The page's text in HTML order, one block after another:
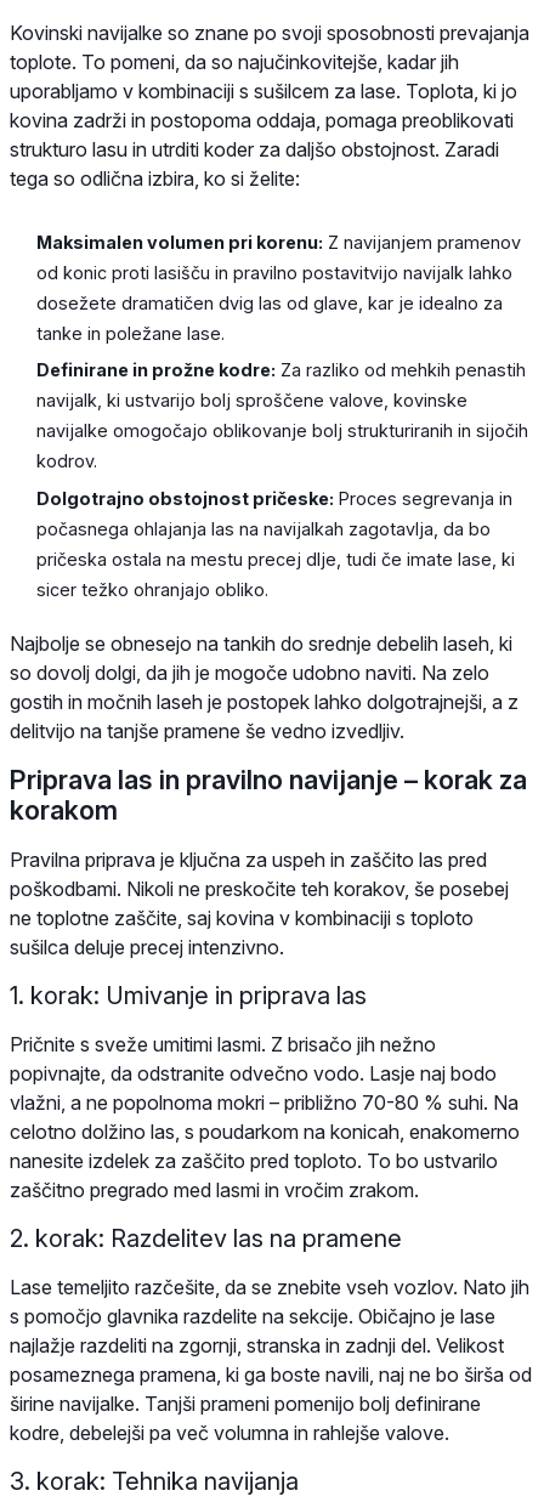
Kovinski navijalke so znane po svoji sposobnosti prevajanja
toplote. To pomeni, da so najučinkovitejše, kadar jih
uporabljamo v kombinaciji s sušilcem za lase. Toplota, ki jo
kovina zadrži in postopoma oddaja, pomaga preoblikovati
strukturo lasu in utrditi koder za daljšo obstojnost. Zaradi
tega so odlična izbira, ko si želite:
Maksimalen volumen pri korenu: Z navijanjem pramenov
od konic proti lasišču in pravilno postavitvijo navijalk lahko
dosežete dramatičen dvig las od glave, kar je idealno za
tanke in poležane lase.
Definirane in prožne kodre: Za razliko od mehkih penastih
navijalk, ki ustvarijo bolj sproščene valove, kovinske
navijalke omogočajo oblikovanje bolj strukturiranih in sijočih
kodrov.
Dolgotrajno obstojnost pričeske: Proces segrevanja in
počasnega ohlajanja las na navijalkah zagotavlja, da bo
pričeska ostala na mestu precej dlje, tudi če imate lase, ki
sicer težko ohranjajo obliko.
Najbolje se obnesejo na tankih do srednje debelih laseh, ki
so dovolj dolgi, da jih je mogoče udobno naviti. Na zelo
gostih in močnih laseh je postopek lahko dolgotrajnejši, a z
delitvijo na tanjše pramene še vedno izvedljiv.
Priprava las in pravilno navijanje – korak za
korakom
Pravilna priprava je ključna za uspeh in zaščito las pred
poškodbami. Nikoli ne preskočite teh korakov, še posebej
ne toplotne zaščite, saj kovina v kombinaciji s toploto
sušilca deluje precej intenzivno.
1. korak: Umivanje in priprava las
Pričnite s sveže umitimi lasmi. Z brisačo jih nežno
popivnajte, da odstranite odvečno vodo. Lasje naj bodo
vlažni, a ne popolnoma mokri – približno 70-80 % suhi. Na
celotno dolžino las, s poudarkom na konicah, enakomerno
nanesite izdelek za zaščito pred toploto. To bo ustvarilo
zaščitno pregrado med lasmi in vročim zrakom.
2. korak: Razdelitev las na pramene
Lase temeljito razčešite, da se znebite vseh vozlov. Nato jih
s pomočjo glavnika razdelite na sekcije. Običajno je lase
najlažje razdeliti na zgornji, stranska in zadnji del. Velikost
posameznega pramena, ki ga boste navili, naj ne bo širša od
širine navijalke. Tanjši prameni pomenijo bolj definirane
kodre, debelejši pa več volumna in rahlejše valove.
3. korak: Tehnika navijanja